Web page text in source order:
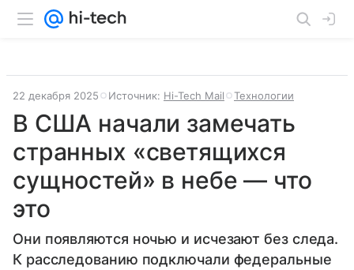
22 декабря 2025 Источник: Hi-Tech Mail Технологии
В США начали замечать
странных «светящихся
сущностей» в небе — что
это
Они появляются ночью и исчезают без следа.
К расследованию подключали федеральные